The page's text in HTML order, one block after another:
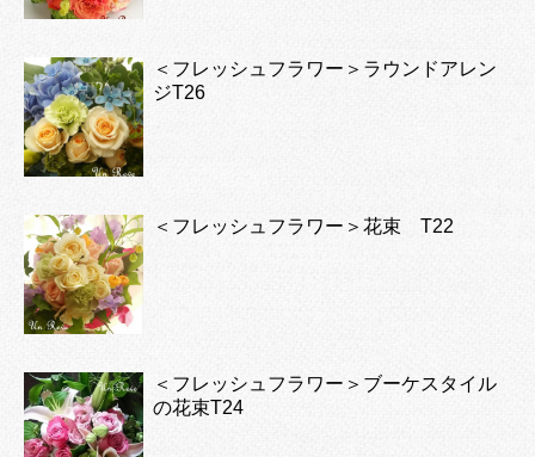
＜フレッシュフラワー＞ラウンドアレン
ジT26
＜フレッシュフラワー＞花束 T22
＜フレッシュフラワー＞ブーケスタイル
の花束T24